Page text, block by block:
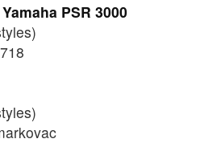
PSR 3000